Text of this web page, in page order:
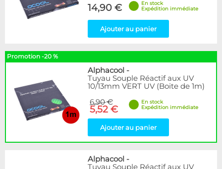
14,90 €
En stock
Expédition immédiate
Ajouter au panier
Promotion -20 %
Alphacool -
Tuyau Souple Réactif aux UV
10/13mm VERT UV (Boite de 1m)
6,90 €
5,52 €
En stock
Expédition immédiate
Ajouter au panier
Alphacool -
Tuyau Souple Réactif aux UV